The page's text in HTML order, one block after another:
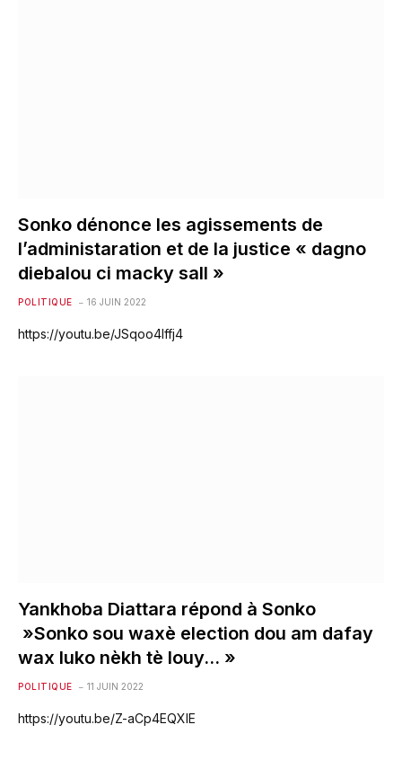
Sonko dénonce les agissements de
l’administaration et de la justice « dagno
diebalou ci macky sall »
POLITIQUE 16 JUIN 2022
https://youtu.be/JSqoo4Iffj4
Yankhoba Diattara répond à Sonko
»Sonko sou waxè election dou am dafay
wax luko nèkh tè louy… »
POLITIQUE 11 JUIN 2022
https://youtu.be/Z-aCp4EQXIE